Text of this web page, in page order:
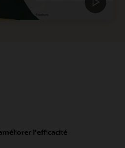
l'efficacité